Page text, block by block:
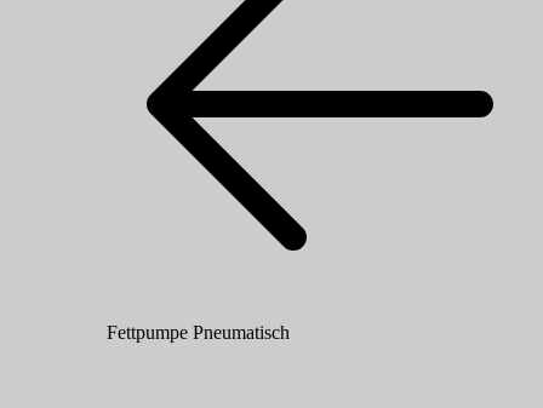
Fettpumpe Pneumatisch